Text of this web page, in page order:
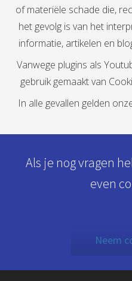
of materiële schade die,
het gevolg is van het
informatie, artikelen en
Vanwege plugins als
gebruik gemaakt van
In alle gevallen gelden
Als je nog vragen
even
Neem